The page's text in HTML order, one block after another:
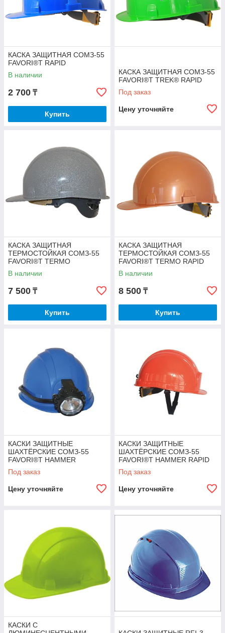
КАСКА ЗАЩИТНАЯ СОМЗ-55
FAVORI®T RAPID
В наличии
2 700 ₸
Купить
КАСКА ЗАЩИТНАЯ СОМЗ-55
FAVORI®T TREK® RAPID
Под заказ
Цену уточняйте
КАСКА ЗАЩИТНАЯ
ТЕРМОСТОЙКАЯ СОМЗ-55
FAVORI®T TERMO
В наличии
7 500 ₸
Купить
КАСКА ЗАЩИТНАЯ
ТЕРМОСТОЙКАЯ СОМЗ-55
FAVORI®T TERMO RAPID
В наличии
8 500 ₸
Купить
КАСКИ ЗАЩИТНЫЕ
ШАХТЁРСКИЕ СОМЗ-55
FAVORI®T HAMMER
Под заказ
Цену уточняйте
КАСКИ ЗАЩИТНЫЕ
ШАХТЁРСКИЕ СОМЗ-55
FAVORI®T HAMMER RAPID
Под заказ
Цену уточняйте
КАСКИ С